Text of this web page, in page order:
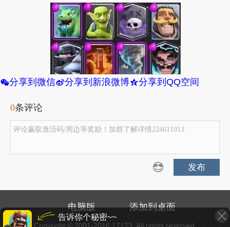
w分享到微信t分享到新浪微博z分享到QQ空间
0条评论
评论赢取激活码/周边等奖励！加群了解详情224611913
发布
电脑版 添加到桌面
告诉你个秘密~~